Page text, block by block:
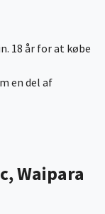
Waipara
18 år for at købe
en del af